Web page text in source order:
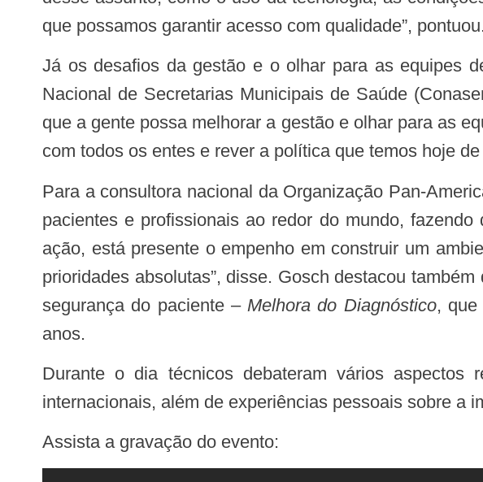
que possamos garantir acesso com qualidade”, pontuou.
Já os desafios da gestão e o olhar para as equipes de saúde do SUS, foram abordados pelo assessor técnico do Conselho
Nacional de Secretarias Municipais de Saúde
que a gente possa melhorar a gestão e olhar para as
com todos os entes e rever a política que temos hoje
Para a consultora nacional da Organização Pan-Americana(Opas/OMS), Cris Gosch, o tema vem ganhando muita força com os
pacientes e profissionais ao redor do mundo,
ação, está presente o empenho em construir um
prioridades absolutas”, disse. Gosch destacou
segurança do paciente – Melhora do Diagnóstico, que
anos.
Durante o dia técnicos debateram vários aspectos relacionados à segurança do paciente, com palestrantes nacionais e
internacionais, além de experiências pessoais sobre a
Assista a gravação do evento: